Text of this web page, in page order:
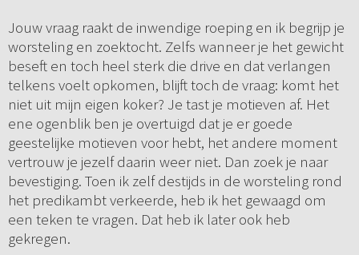
Jouw vraag raakt de inwendige roeping en ik begrijp je
worsteling en zoektocht. Zelfs wanneer je het gewicht
beseft en toch heel sterk die drive en dat verlangen
telkens voelt opkomen, blijft toch de vraag: komt het
niet uit mijn eigen koker? Je tast je motieven af. Het
ene ogenblik ben je overtuigd dat je er goede
geestelijke motieven voor hebt, het andere moment
vertrouw je jezelf daarin weer niet. Dan zoek je naar
bevestiging. Toen ik zelf destijds in de worsteling rond
het predikambt verkeerde, heb ik het gewaagd om
een teken te vragen. Dat heb ik later ook heb
gekregen.